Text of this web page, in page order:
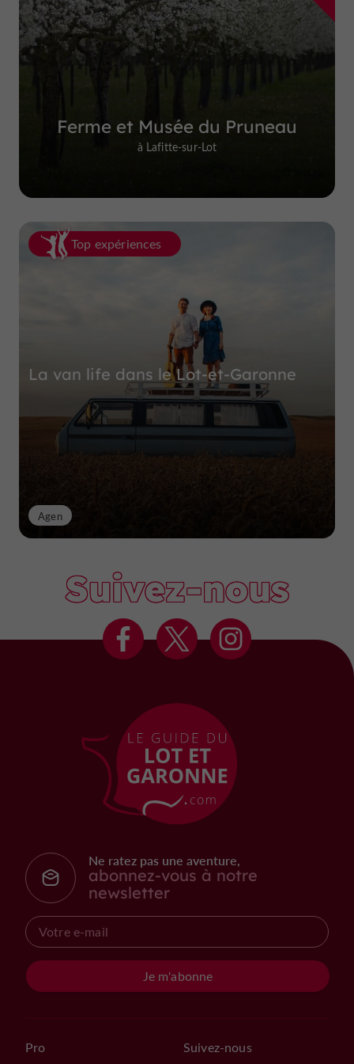
Ferme et Musée du Pruneau
à Lafitte-sur-Lot
Top expériences
La van life dans le Lot-et-Garonne
Agen
Suivez-nous
Ne ratez pas une aventure,
abonnez-vous à notre
newsletter
Je m'abonne
Pro Suivez-nous